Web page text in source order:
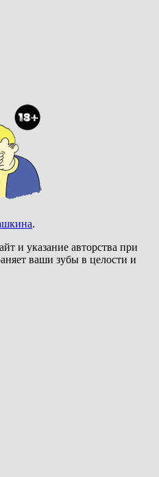
.
и указание авторства при
ваши зубы в целости и